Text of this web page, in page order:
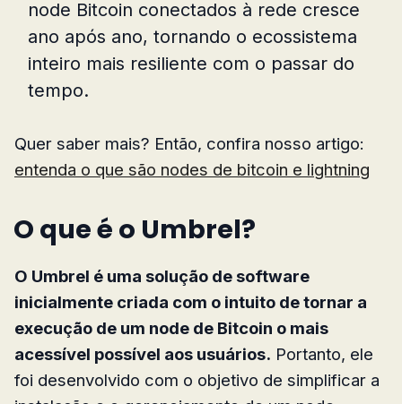
node Bitcoin conectados à rede cresce
ano após ano, tornando o ecossistema
inteiro mais resiliente com o passar do
tempo.
Quer saber mais? Então, confira nosso artigo:
entenda o que são nodes de bitcoin e lightning
O que é o Umbrel?
O Umbrel é uma solução de software
inicialmente criada com o intuito de tornar a
execução de um node de Bitcoin o mais
acessível possível aos usuários. Portanto, ele
foi desenvolvido com o objetivo de simplificar a